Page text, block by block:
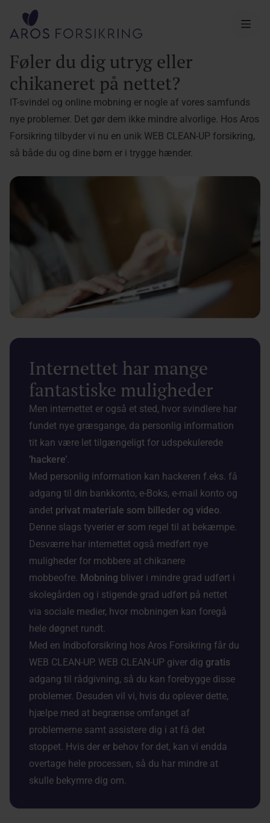
Aros Forsikring
Føler du dig utryg eller
chikaneret på nettet?
IT-svindel og online mobning er nogle af vores samfunds
nye problemer. Det gør dem ikke mindre alvorlige. Hos Aros
Forsikring tilbyder vi nu en unik WEB CLEAN-UP forsikring,
så både du og dine børn er i trygge hænder.
Internettet har mange
fantastiske muligheder
Men internettet er også et sted, hvor svindlere har
fundet nye græsgange, da personlig information
tit kan være let tilgængeligt for udspekulerede
’hackere’.
Med personlig information kan hackeren f.eks. få
adgang til din bankkonto, e-Boks, e-mail konto og
andet privat materiale som billeder og video.
Denne slags tyverier er som regel til at bekæmpe.
Desværre har internettet også medført nye
muligheder for mobbere at chikanere
mobbeofre. Mobning bliver i mindre grad udført i
skolegården og i stigende grad udført på nettet
via sociale medier, hvor mobningen kan foregå
hele døgnet rundt.
Med en Indboforsikring hos Aros Forsikring får du
WEB CLEAN-UP. WEB CLEAN-UP giver dig gratis
adgang til rådgivning, så du kan forebygge disse
problemer. Desuden vil vi, hvis du oplever dette,
hjælpe med at begrænse omfanget af
problemerne samt assistere dig i at få det
stoppet. Hvis der er behov for det, kan vi endda
overtage hele processen, så du har mindre at
skulle bekymre dig om.